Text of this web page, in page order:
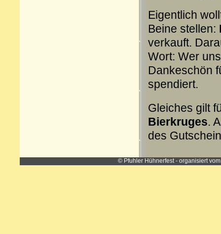
Eigentlich
Beine stellen:
verkauft.
Wort: Wer
Dankeschön
spendiert.
Gleiches gilt
Bierkruges.
des
© Pfuhler Hühnerfest - organisiert